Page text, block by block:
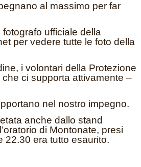
al massimo per far
ufficiale della
per vedere tutte le foto della
i volontari della Protezione
ci supporta attivamente –
nel nostro impegno.
anche dallo stand
di Montonate, presi
22.30 era tutto esaurito.